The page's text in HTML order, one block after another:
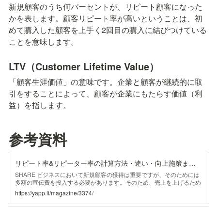
新規顧客のうち何パーセントが、リピート顧客になった
かを表します。顧客リピート率が高いということは、初
めて購入した顧客を上手く2回目の購入に結びつけている
ことを意味します。
LTV（Customer Lifetime Value）
「顧客生涯価値」の意味です。企業と顧客が継続的に取
引をすることによって、顧客が企業にもたらす価値（利
益）を指します。
参考資料
リピート率&リピーター率の計算方法・違い・向上施策まとめ
SHARE ビジネスにおいて新規顧客の獲得は重要ですが、そのためには
多額の宣伝費を投入する必要があります。そのため、売上を上げるため
には、新しく獲得した顧客に商品やサービスを買い続けてもらうことも
忘れてはなりません。 この記事では、リピート率の計算方法ととも
に、顧客に繰り返し購入してもらうことの重要性、繰り返し購入を促す
https://yapp.li/magazine/3374/